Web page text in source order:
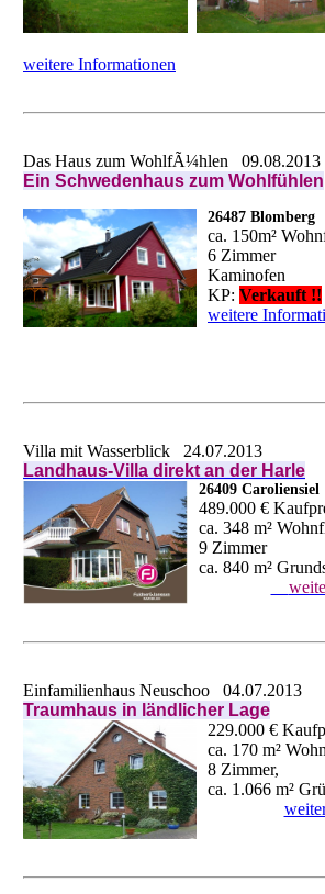
weitere Informationen
Das Haus zum WohlfÃ¼hlen
09.08.2013
Ein Schwedenhaus zum Wohlfühlen
26487 Blomberg
ca. 150m²
6 Zimmer
Kaminofen
KP: Verkauft !!
weitere
Villa mit Wasserblick
24.07.2013
Landhaus-Villa direkt an der Harle
26409 Caroliensiel
489.000 €
ca. 348 m²
9 Zimmer
ca. 840 m²
Einfamilienhaus Neuschoo
04.07.2013
Traumhaus in ländlicher Lage
229.000 €
ca. 170 m²
8 Zimmer,
ca. 1.066 m²